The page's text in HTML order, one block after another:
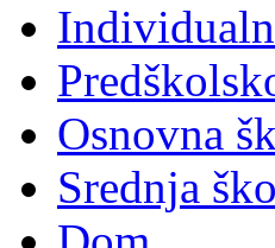
Osnovna
Srednja